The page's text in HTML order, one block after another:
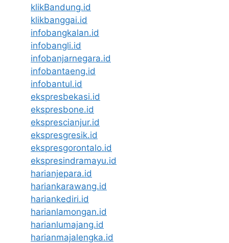
klikBandung.id
klikbanggai.id
infobangkalan.id
infobangli.id
infobanjarnegara.id
infobantaeng.id
infobantul.id
ekspresbekasi.id
ekspresbone.id
eksprescianjur.id
ekspresgresik.id
ekspresgorontalo.id
ekspresindramayu.id
harianjepara.id
hariankarawang.id
hariankediri.id
harianlamongan.id
harianlumajang.id
harianmajalengka.id